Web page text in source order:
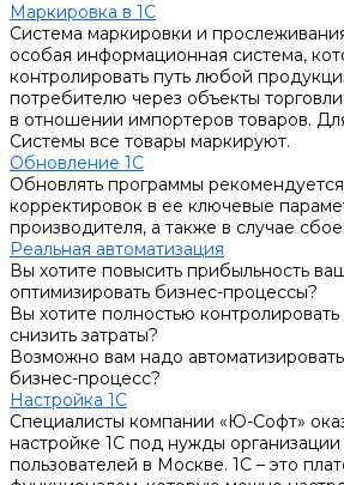
Маркировка в 1С
Система маркировки и
особая информационная система,
контролировать путь любой
потребителю через объекты
в отношении импортеров товаров.
Системы все товары маркируют.
Обновление 1С
Обновлять программы
корректировок в ее ключевые
производителя, а также в случае
Реальная автоматизация
Вы хотите повысить прибыльность
оптимизировать бизнес-процессы?
Вы хотите полностью
снизить затраты?
Возможно вам надо
бизнес-процесс?
Настройка 1С
Специалисты компании «Ю-Софт»
настройке 1С под нужды
пользователей в Москве. 1С – это